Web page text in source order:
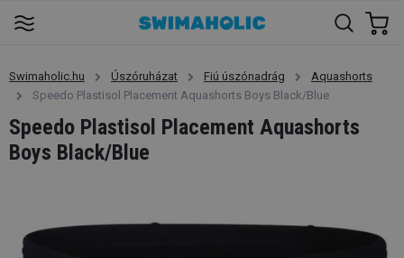
Swimaholic.hu Úszóruházat Fiú úszónadrág
Aquashorts
Speedo Plastisol Placement Aquashorts Boys Black/Blue
Speedo Plastisol Placement Aquashorts
Boys Black/Blue